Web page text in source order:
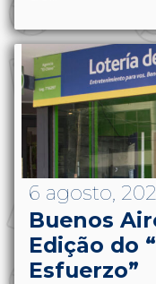
6 agosto,
Buenos
Edição do
Esfuerzo”